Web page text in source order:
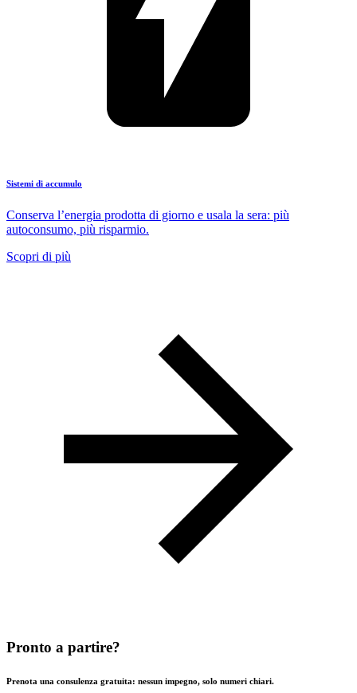
Sistemi di accumulo
Conserva l’energia prodotta di giorno e usala la sera: più
autoconsumo, più risparmio.
Scopri di più
Pronto a partire?
Prenota una consulenza gratuita: nessun impegno, solo numeri chiari.